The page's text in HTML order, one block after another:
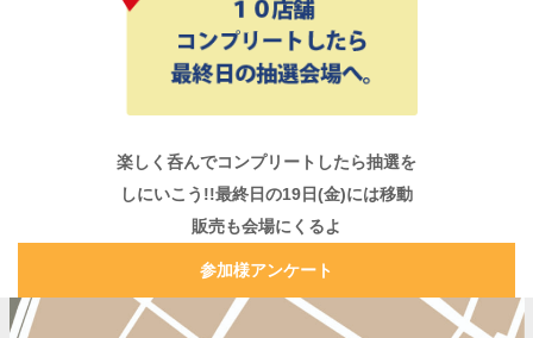
楽しく呑んでコンプリートしたら抽選を
しにいこう!!最終日の19日(金)には移動
販売も会場にくるよ
参加様アンケート